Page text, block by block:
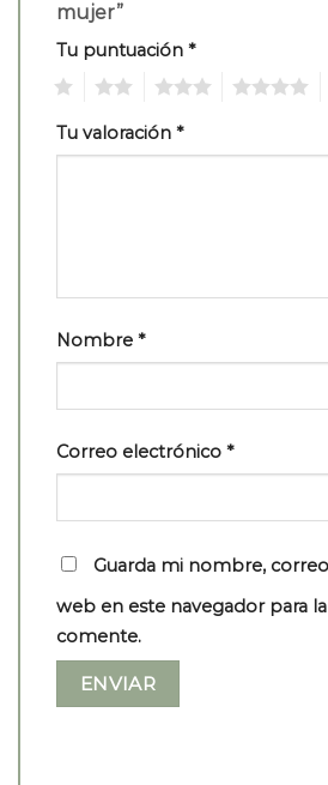
mujer”
Tu puntuación *
Tu valoración *
Nombre *
Correo electrónico *
Guarda mi nombre,
web en este navegador para
comente.